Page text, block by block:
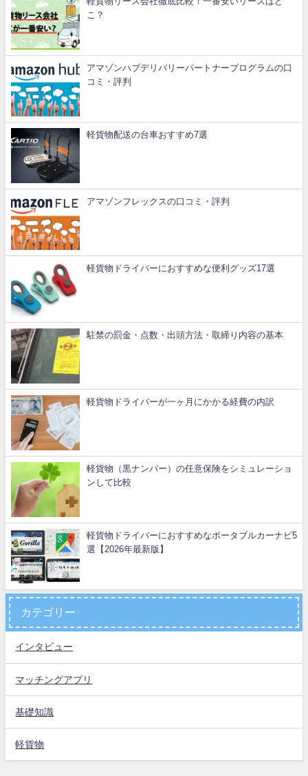
こ？
アマゾンハブデリバリーパートナープログラムの口
コミ・評判
軽貨物配送の台車おすすめ7選
アマゾンフレックスの口コミ・評判
軽貨物ドライバーにおすすめな便利グッズ17選
駐禁の罰金・点数・出頭方法・取締り内容の基本
軽貨物ドライバーが一ヶ月にかかる経費の内訳
軽貨物（黒ナンバー）の任意保険をシミュレーショ
ンして比較
軽貨物ドライバーにおすすめなポータブルカーナビ5
選【2026年最新版】
カテゴリー
インタビュー
マッチングアプリ
基礎知識
軽貨物